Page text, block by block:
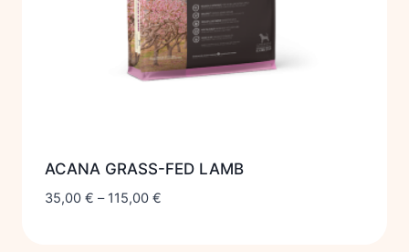
ACANA GRASS-FED LAMB
35,00 € – 115,00 €